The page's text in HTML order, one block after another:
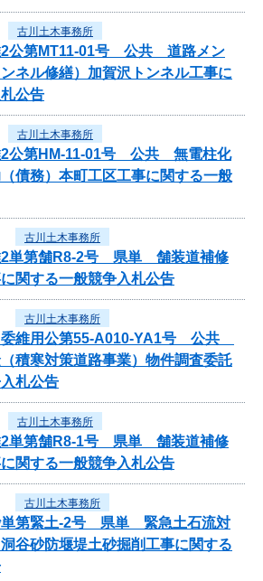
古川土木事務所
2公第MT11-01号 公共 道路メン
ネル修繕）加賀沢トンネル工事に
公告
古川土木事務所
2公第HM-11-01号 公共 無電柱化
債務）本町工区工事に関する一般
古川土木事務所
2単第舗R8-2号 県単 舗装道補修
に関する一般競争入札公告
古川土木事務所
委維用公第55-A010-YA1号 公共
積寒対策道路事業）物件調査委託
札公告
古川土木事務所
2単第舗R8-1号 県単 舗装道補修
に関する一般競争入札公告
古川土木事務所
単第緊土-2号 県単 緊急土石流対
谷砂防堰堤土砂掘削工事に関する